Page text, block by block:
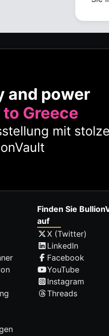
and power
Greece
mit
Finden Sie
auf
X (Twitter)
LinkedIn
Facebook
YouTube
Instagram
Threads